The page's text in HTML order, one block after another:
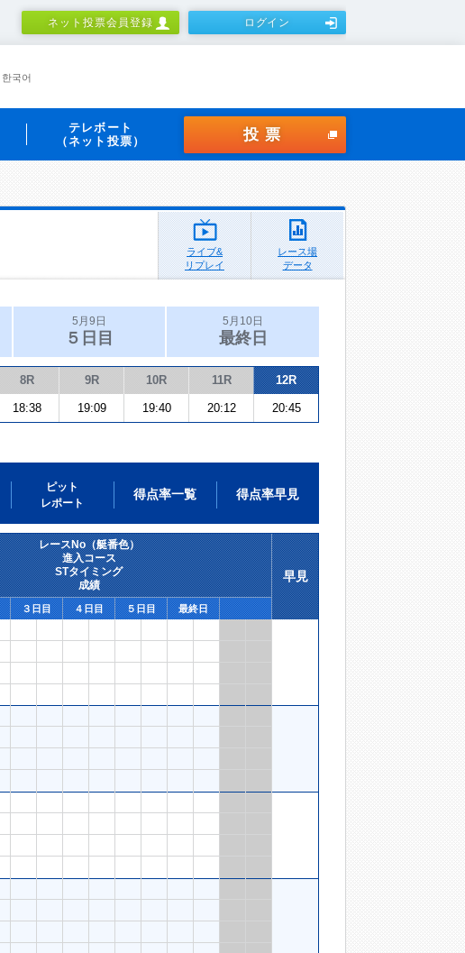
ネット投票会員登録 ログイン
한국어
テレボート
（ネット投票）
投票
ライブ&
リプレイ
レース場
データ
5月9日
５日目
5月10日
最終日
8R 9R 10R 11R 12R
18:38 19:09 19:40 20:12 20:45
ピット
レポート
得点率一覧 得点率早見
レースNo（艇番色）
進入コース
STタイミング
成績
早見
３日目 ４日目 ５日目 最終日